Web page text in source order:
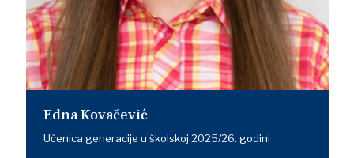
Edna Kovačević
Učenica generacije u školskoj 2025/26. godini